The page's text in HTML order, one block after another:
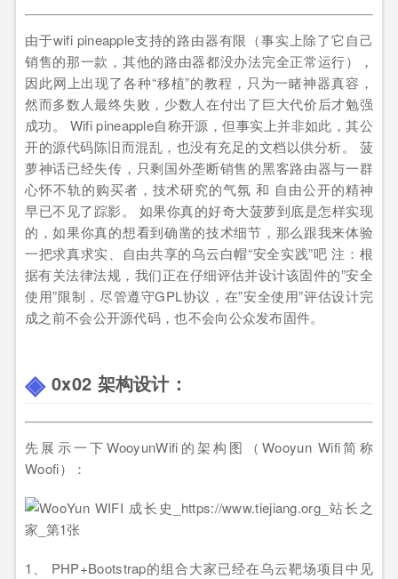
由于wifi pineapple支持的路由器有限（事实上除了它自己
销售的那一款，其他的路由器都没办法完全正常运行），
因此网上出现了各种“移植”的教程，只为一睹神器真容，
然而多数人最终失败，少数人在付出了巨大代价后才勉强
成功。 Wifi pineapple自称开源，但事实上并非如此，其公
开的源代码陈旧而混乱，也没有充足的文档以供分析。 菠
萝神话已经失传，只剩国外垄断销售的黑客路由器与一群
心怀不轨的购买者，技术研究的气氛 和 自由公开的精神
早已不见了踪影。 如果你真的好奇大菠萝到底是怎样实现
的，如果你真的想看到确凿的技术细节，那么跟我来体验
一把求真求实、自由共享的乌云白帽“安全实践”吧 注：根
据有关法律法规，我们正在仔细评估并设计该固件的”安全
使用”限制，尽管遵守GPL协议，在”安全使用”评估设计完
成之前不会公开源代码，也不会向公众发布固件。
0x02 架构设计：
先展示一下WooyunWifi的架构图（Wooyun Wifi简称
Woofi）：
1、 PHP+Bootstrap的组合大家已经在乌云靶场项目中见